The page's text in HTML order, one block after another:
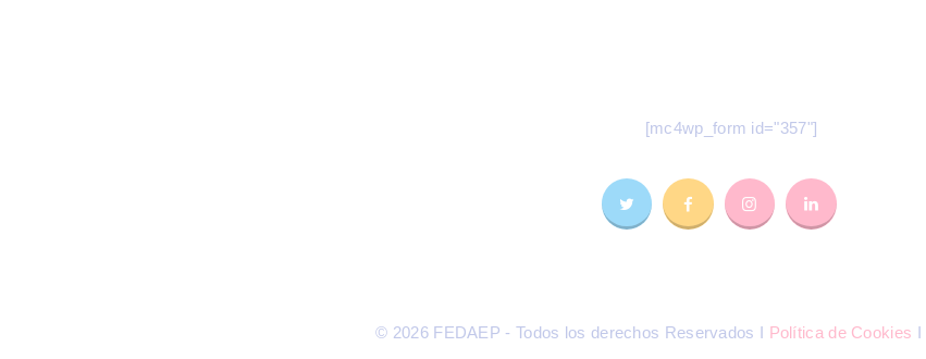
[mc4wp_form id="357"]
© 2026 FEDAEP - Todos los derechos Reservados I Política de Cookies I